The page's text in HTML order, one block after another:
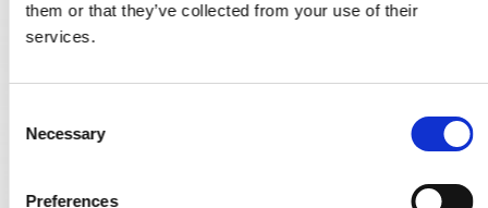
them or that they’ve collected from your use of their
services.
Necessary
Preferences